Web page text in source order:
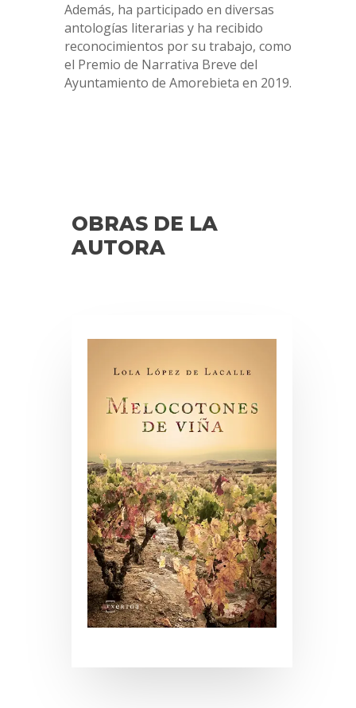
Además, ha participado en diversas
antologías literarias y ha recibido
reconocimientos por su trabajo, como
el Premio de Narrativa Breve del
Ayuntamiento de Amorebieta en 2019.
OBRAS DE LA
AUTORA